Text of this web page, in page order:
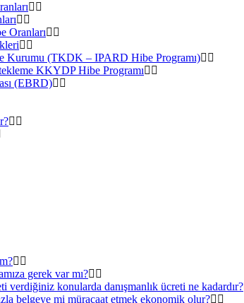
Oranları
Kurumu (TKDK – IPARD Hibe Programı)
KKYDP Hibe Programı
(EBRD)
gerek var mı?
verdiğiniz konularda danışmanlık ücreti ne kadardır?
belgeye mi müracaat etmek ekonomik olur?